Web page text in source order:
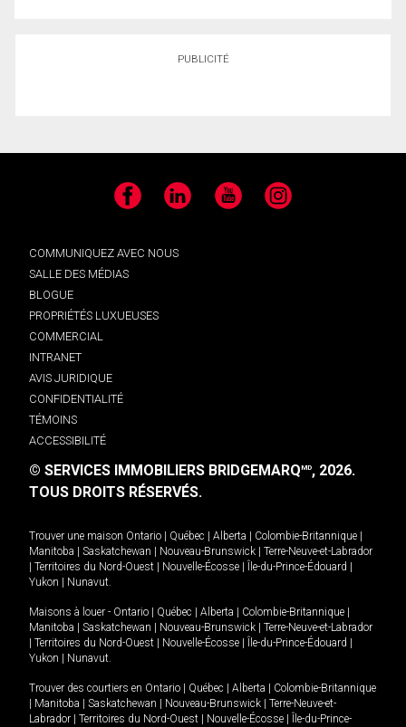
PUBLICITÉ
Facebook LinkedIn YouTube Instagram
COMMUNIQUEZ AVEC NOUS
SALLE DES MÉDIAS
BLOGUE
PROPRIÉTÉS LUXUEUSES
COMMERCIAL
INTRANET
AVIS JURIDIQUE
CONFIDENTIALITÉ
TÉMOINS
ACCESSIBILITÉ
© SERVICES IMMOBILIERS BRIDGEMARQMD, 2026.
TOUS DROITS RÉSERVÉS.
Trouver une maison Ontario Québec Alberta Colombie-Britannique
Manitoba
Saskatchewan Nouveau-Brunswick
Terre-Neuve-et-Labrador
Territoires du Nord-Ouest Nouvelle-Écosse Île-du-Prince-Édouard
Yukon
Nunavut.
Maisons à louer - Ontario Québec Alberta Colombie-Britannique
Manitoba
Saskatchewan Nouveau-Brunswick
Terre-Neuve-et-Labrador
Territoires du Nord-Ouest Nouvelle-Écosse Île-du-Prince-Édouard
Yukon
Nunavut.
Trouver des courtiers en Ontario Québec Alberta
Colombie-Britannique
Manitoba Saskatchewan Nouveau-Brunswick
Terre-Neuve-et-
Labrador
Territoires du Nord-Ouest Nouvelle-Écosse
Île-du-Prince-